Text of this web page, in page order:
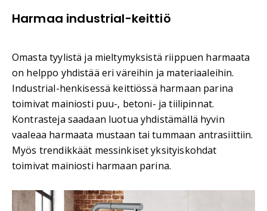
Harmaa industrial-keittiö
Omasta tyylistä ja mieltymyksistä riippuen harmaata
on helppo yhdistää eri väreihin ja materiaaleihin.
Industrial-henkisessä keittiössä harmaan parina
toimivat mainiosti puu-, betoni- ja tiilipinnat.
Kontrasteja saadaan luotua yhdistämällä hyvin
vaaleaa harmaata mustaan tai tummaan antrasiittiin.
Myös trendikkäät messinkiset yksityiskohdat
toimivat mainiosti harmaan parina.